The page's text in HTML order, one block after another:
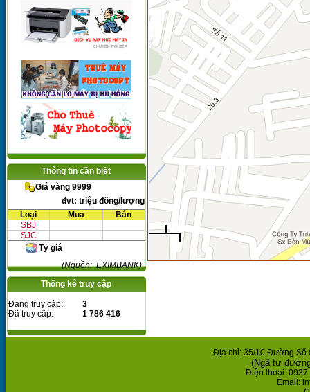
Thông tin cần biết
Giá vàng 9999
đvt: triệu đồng/lượng
Loại
Mua
Bán
SBJ
SJC
Tỷ giá
(Nguồn: EXIMBANK)
Thống kê truy cập
Đang truy cập:
3
Đã truy cập:
1 786 416
Địa chỉ: 35/10 Đường Số
(Ngã tư
Điện thoại: 0937
Email: